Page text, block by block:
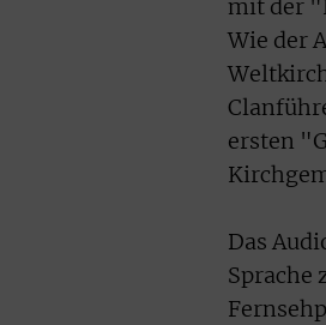
mit der
Wie der
ersten
Das
Sprache